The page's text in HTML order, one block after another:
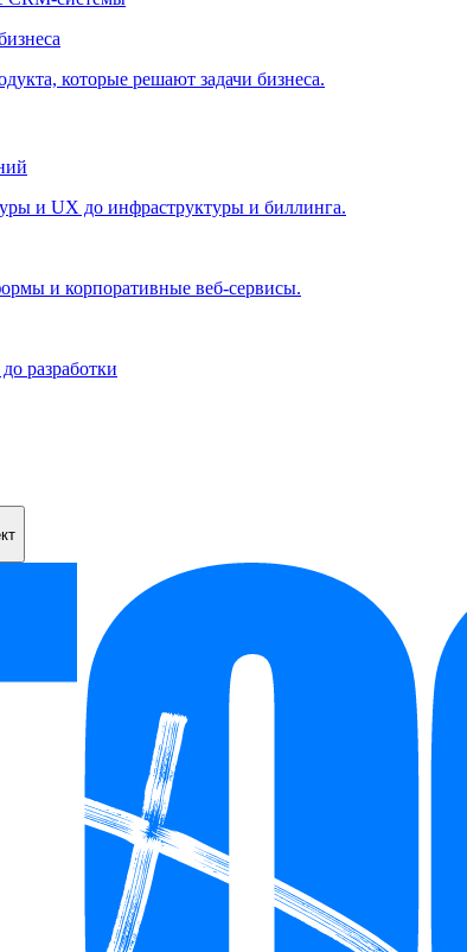
которые решают задачи бизнеса.
и UX до инфраструктуры и биллинга.
и корпоративные веб-сервисы.
разработки